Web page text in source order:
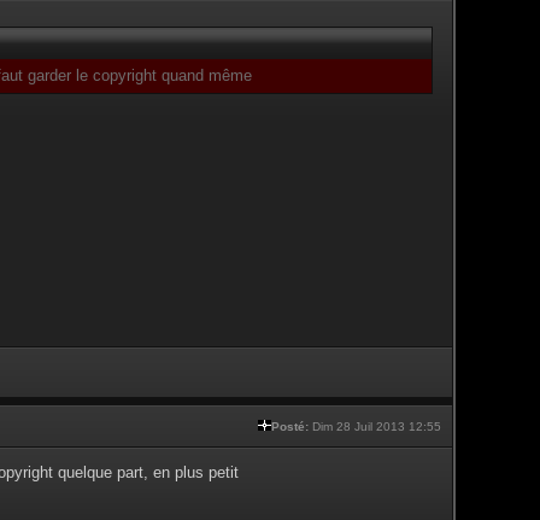
garder le copyright quand même
Posté: Dim 28 Juil 2013 12:55
quelque part, en plus petit